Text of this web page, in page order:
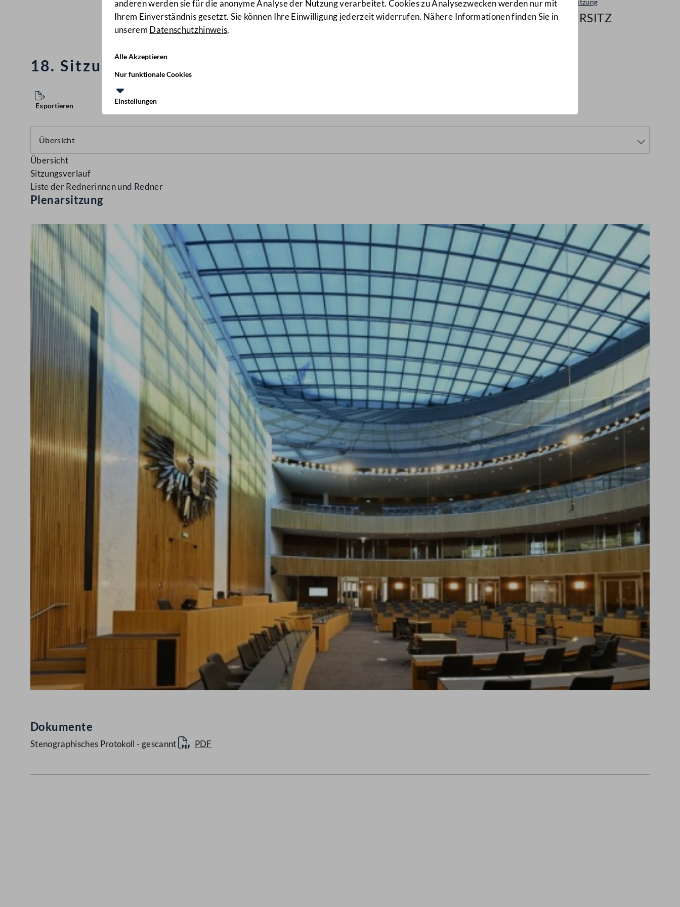
anderen werden sie für die anonyme Analyse der Nutzung verarbeitet. Cookies zu Analysezwecken werden nur mit
Ihrem Einverständnis gesetzt. Sie können Ihre Einwilligung jederzeit widerrufen. Nähere Informationen finden Sie in
unserem Datenschutzhinweis.
Alle Akzeptieren
Nur funktionale Cookies
Einstellungen
Plenarsitzung
18/NRSITZ
18. Sitzung des Nationalrats vom 15. Mai 1987
Exportieren
Übersicht
Sitzungsverlauf
Liste der Rednerinnen und Redner
Plenarsitzung
Dokumente
Stenographisches Protokoll - gescannt PDF